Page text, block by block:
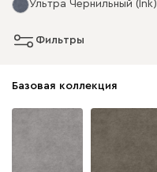
Ультра Чернильный (Ink)
Фильтры
Базовая коллекция